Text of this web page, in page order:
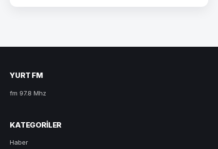
YURT FM
fm 97.8 Mhz
KATEGORILER
Haber